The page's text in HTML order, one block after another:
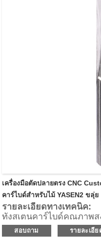
แมชชีนเซ็นเตอร์ และเค
การปรับขนาดแผง, เทมเ
เครื่องมือตัดปลายตรง CNC
คาร์ไบด์สำหรับไม้ YASEN2 ขลุ่ย
รายละเอียดทางเทคนิค:
ทังสเตนคาร์ไบด์คุณภาพสู
2 คมตัด(Z2)
ความลึกของฟันสูงสุด 0.3
สอบถาม รายละเอีย